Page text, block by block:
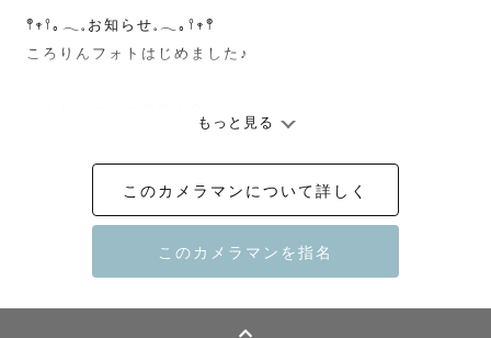
𖤣𖥧𖥣｡𓂃𓈒お知らせ𓈒𓂃｡𖥣𖥧𖤣
ころりんフォトはじめました♪
スタンダードプランにころりんフォトを
組み合わせた撮影もOK✨
（追加料金なしなので、
スタンダードプランのみの料金で
ご案内できます）
もっと見る
このカメラマンについて詳しく